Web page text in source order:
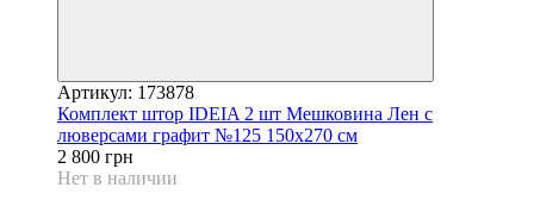
Артикул: 173878
Комплект штор IDEIA 2 шт Мешковина Лен с
люверсами графит №125 150х270 см
2 800 грн
Нет в наличии